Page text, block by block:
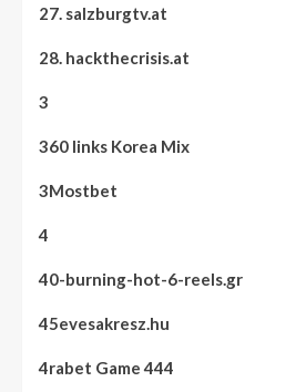
27. salzburgtv.at
28. hackthecrisis.at
3
360 links Korea Mix
3Mostbet
4
40-burning-hot-6-reels.gr
45evesakresz.hu
4rabet Game 444